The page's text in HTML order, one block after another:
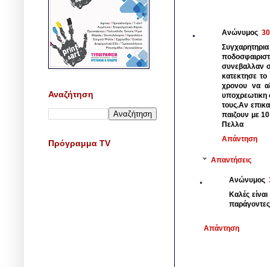
Ανώνυμος
συνεβαλλαν
κατεκτησε
χρονου να
υποχρεωτικη
τους.Αν
παιζουν με
Πελλα
Απάντηση
Απαντήσεις
Ανώνυμος
Καλές
Απάντηση
Αναζήτηση
Πρόγραμμα TV